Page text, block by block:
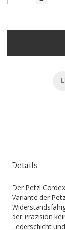
Details
Der Petzl
Variante der
der Präzision
Lederschicht